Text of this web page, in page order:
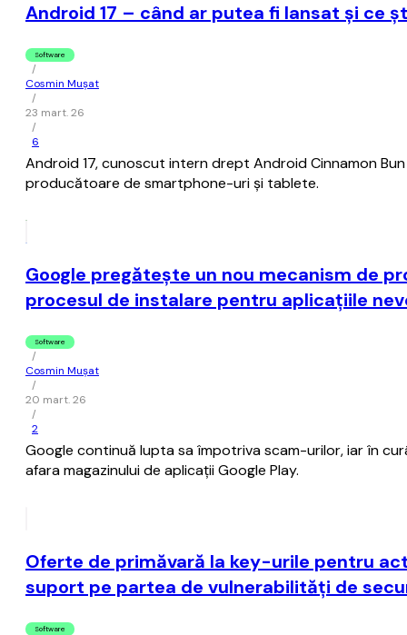
Android 17 – când ar putea fi lansat şi ce
Software
/
Cosmin Mușat
/
23 mart. 26
/
6
Android 17, cunoscut intern drept Android Cinnamon
producătoare de smartphone-uri şi tablete.
Google pregăteşte un nou mecanism de
procesul de instalare pentru aplicaţiile
Software
/
Cosmin Mușat
/
20 mart. 26
/
2
Google continuă lupta sa împotriva scam-urilor, iar în
afara magazinului de aplicaţii Google Play.
Oferte de primăvară la key-urile pentru
suport pe partea de vulnerabilități de
Software